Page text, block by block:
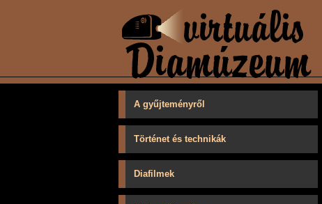
A gyűjteményről
Történet és technikák
Diafilmek